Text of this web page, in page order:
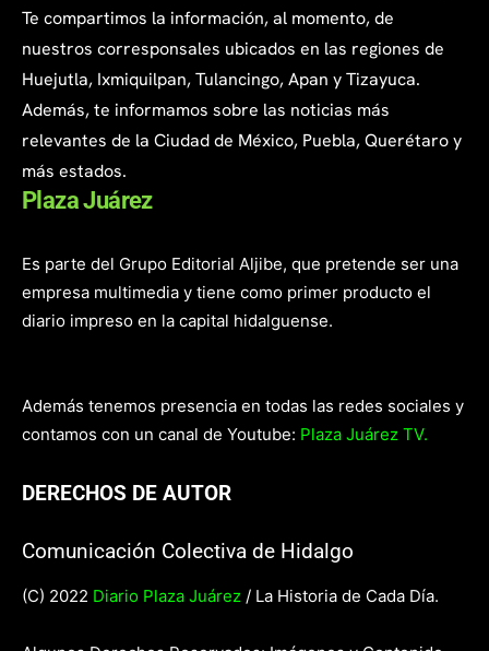
Te compartimos la información, al momento, de
nuestros corresponsales ubicados en las regiones de
Huejutla, Ixmiquilpan, Tulancingo, Apan y Tizayuca.
Además, te informamos sobre las noticias más
relevantes de la Ciudad de México, Puebla, Querétaro y
más estados.
Plaza Juárez
Es parte del Grupo Editorial Aljibe, que pretende ser una
empresa multimedia y tiene como primer producto el
diario impreso en la capital hidalguense.
Además tenemos presencia en todas las redes sociales y
contamos con un canal de Youtube: Plaza Juárez TV.
DERECHOS DE AUTOR
Comunicación Colectiva de Hidalgo
(C) 2022 Diario Plaza Juárez / La Historia de Cada Día.